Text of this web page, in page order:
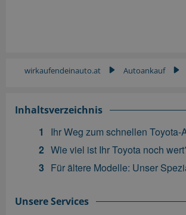
wirkaufendeinauto.at Autoankauf
Inhaltsverzeichnis
Ihr Weg zum schnellen Toyota-
Wie viel ist Ihr Toyota noch
Für ältere Modelle: Unser
Unsere Services